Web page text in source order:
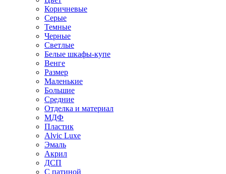
Коричневые
Серые
Темные
Черные
Светлые
Белые шкафы-купе
Венге
Размер
Маленькие
Большие
Средние
Отделка и материал
МДФ
Пластик
Alvic Luxe
Эмаль
Акрил
ДСП
С патиной